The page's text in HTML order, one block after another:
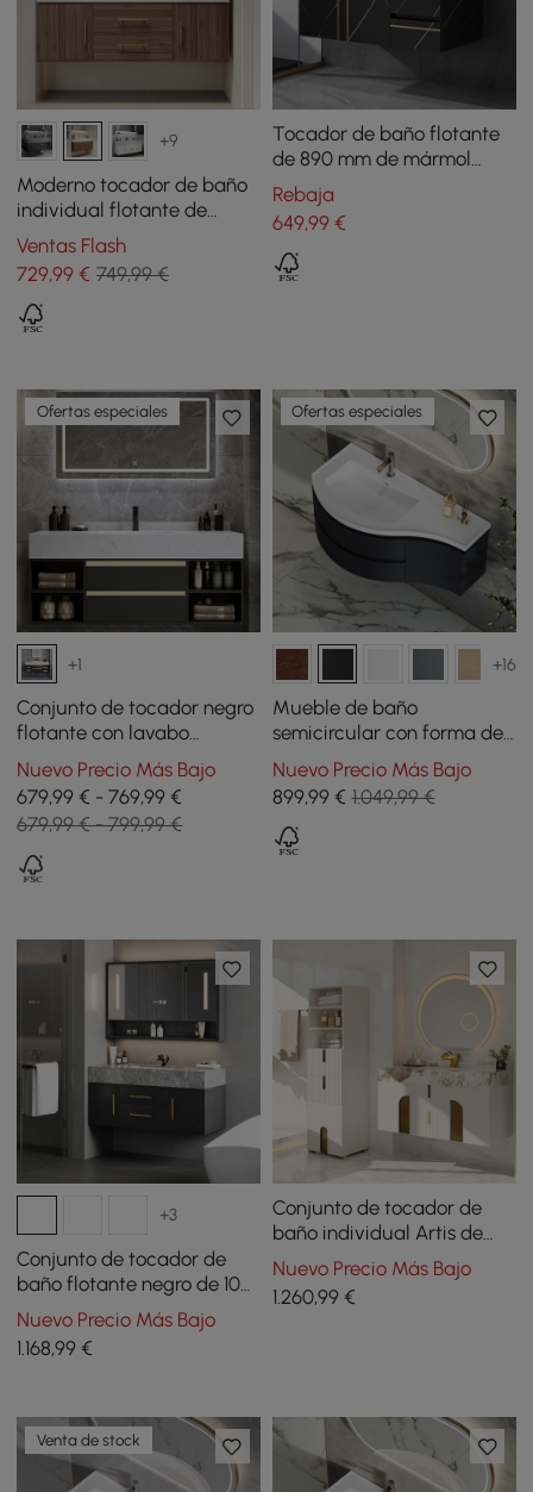
+9
Moderno tocador de baño
individual flotante de
nogal de 39 pulgadas con
encimera de piedra
sinterizada y lavabo
Ventas Flash
729,99 € 749,99 €
Tocador de baño flotante
de 890 mm de mármol
sintético con lavabo de
cerámica individual
Rebaja
649,99€
Ofertas especiales
+1
Conjunto de tocador negro
flotante con lavabo
cerámico, 2 cajones y
estantes abiertos
Nuevo Precio Más Bajo
679,99 € - 769,99 €
679,99 € - 799,99 €
Ofertas especiales
+16
Mueble de baño
semicircular con forma de
tocador curvo flotante de
889 mm, color negro
Nuevo Precio Más Bajo
899,99€ 1.049,99 €
+3
Conjunto de tocador de
baño flotante negro de 100
cm con mueble con espejo
LED
Nuevo Precio Más Bajo
1.168,99 €
Conjunto de tocador de
baño individual Artis de
92cm y mueble de
almacenamiento de baño
de 149cm
Nuevo Precio Más Bajo
1.260,99€
Venta de stock